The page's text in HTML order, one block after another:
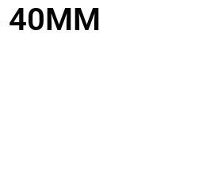
40MM